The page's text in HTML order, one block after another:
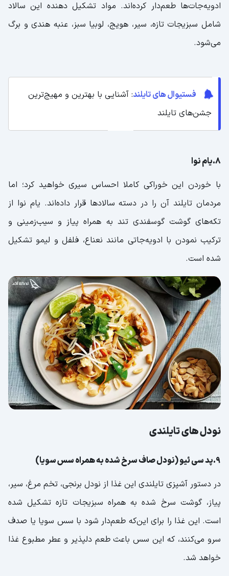
ادویه‌جات‌ها طعم‌دار کرده‌اند. مواد تشکیل دهنده این سالاد
شامل سبزیجات تازه، سیر، هویج، لوبیا سبز، عنبه هندی و برگ
می‌شود.
فستیوال های تایلند: آشنایی با بهترین و مهیج‌ترین
جشن‌های تایلند
8.یام نوا
با خوردن این خوراکی کاملا احساس سیری خواهید کرد؛ اما
مردمان تایلند آن را در دسته سالادها قرار داده‌اند. یام نوا از
تکه‌های گوشت گوسفندی تند به همراه پیاز و سیب‌زمینی و
ترکیب نمودن با ادویه‌جاتی مانند نعناع، فلفل و لیمو تشکیل
شده است.
نودل‌ های تایلندی
9.پد سی ئیو (نودل صاف سرخ شده به ‌همراه سس سویا)
در دستور آشپزی تایلندی این غذا از نودل برنجی، تخم‌ مرغ، سیر،
پیاز، گوشت سرخ شده به‌ همراه سبزیجات تازه تشکیل شده
است. این غذا را برای این‌که طعم‌دار شود با سس سویا یا صدف
سرو می‌کنند، که این سس باعث طعم دلپذیر و عطر مطبوع غذا
خواهد شد.